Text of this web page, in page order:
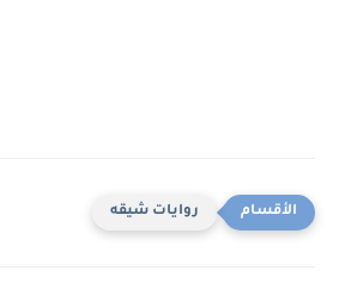
روايات شيقه